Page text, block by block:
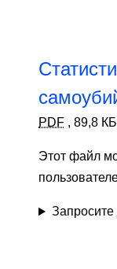
PDF , 89,8 КБ
Этот файл